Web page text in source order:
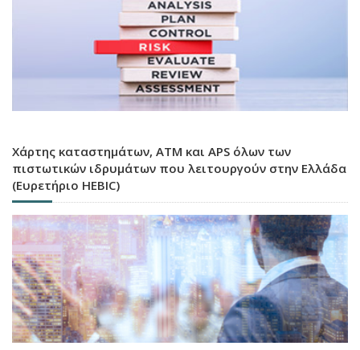
Χάρτης καταστημάτων, ATM και APS όλων των
πιστωτικών ιδρυμάτων που λειτουργούν στην Ελλάδα
(Ευρετήριο HEBIC)